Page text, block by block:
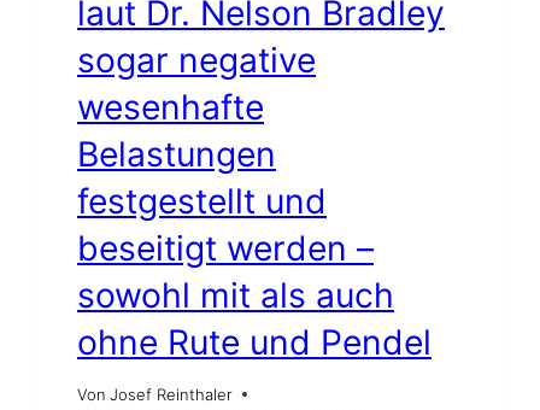
laut Dr. Nelson Bradley
sogar negative
wesenhafte
Belastungen
festgestellt und
beseitigt werden –
sowohl mit als auch
ohne Rute und Pendel
Von Josef Reinthaler